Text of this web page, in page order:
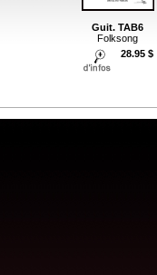
Guit. TAB6
Folksong
28.95 $